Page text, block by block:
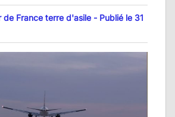
de France terre d'asile - Publié le 31